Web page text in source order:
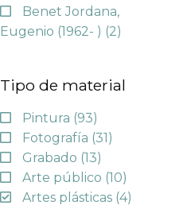
Benet Jordana,
Eugenio (1962- ) (2)
Tipo de material
Pintura (93)
Fotografía (31)
Grabado (13)
Arte público (10)
Artes plásticas (4)